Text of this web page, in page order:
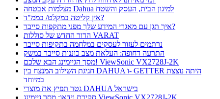
מצלמות אבטחה Dahua למיגון הבית, העסק והשטח
אין קליטה במקלט/ בממ"ד?
איך תגן עם מאגרי המידע שלך מפני מתקפות סייבר?
הדור החדש של סוללות VARAT
נרתמים לעזור לעסקים במלחמה בתקיפות סייבר
התרעה דחופה: העלאת מצב כוננות סייבר במשק
מסך הגיימינג הבא שלכם! ViewSonic VX2728J-2K
חגיגת השילוב המנצח בין DAHUA ו- GETTER היתה נוצצת
במיוחד
גטר תפיץ את מוצרי DAHUA בישראל
סקירת וידאו: מסך גיימינג ViewSonic VX2728J-2K